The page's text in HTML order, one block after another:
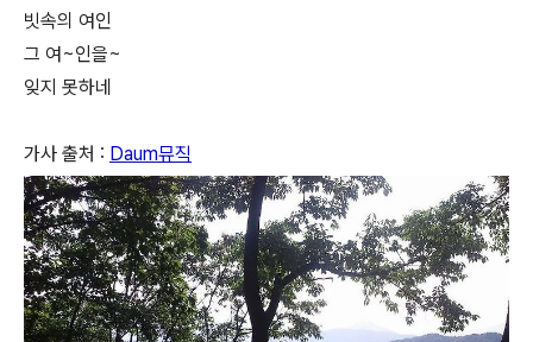
빗속의 여인
그 여~인을~
잊지 못하네
가사 출처 : Daum뮤직